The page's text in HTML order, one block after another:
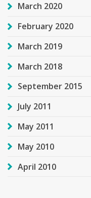
March 2020
February 2020
March 2019
March 2018
September 2015
July 2011
May 2011
May 2010
April 2010